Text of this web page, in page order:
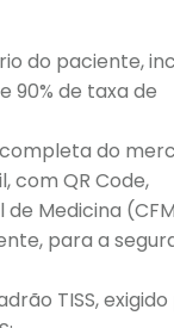
do paciente,
90% de taxa de
do
com QR Code,
de Medicina
para a
TISS, exigido